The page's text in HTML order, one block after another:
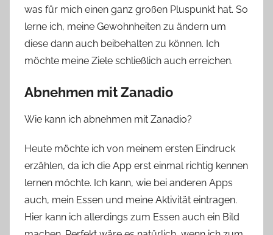
was für mich einen ganz großen Pluspunkt hat. So
lerne ich, meine Gewohnheiten zu ändern um
diese dann auch beibehalten zu können. Ich
möchte meine Ziele schließlich auch erreichen.
Abnehmen mit Zanadio
Wie kann ich abnehmen mit Zanadio?
Heute möchte ich von meinem ersten Eindruck
erzählen, da ich die App erst einmal richtig kennen
lernen möchte. Ich kann, wie bei anderen Apps
auch, mein Essen und meine Aktivität eintragen.
Hier kann ich allerdings zum Essen auch ein Bild